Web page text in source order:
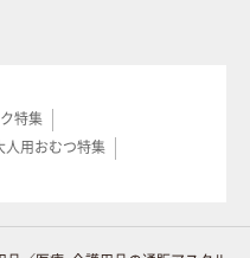
特集
人用おむつ特集